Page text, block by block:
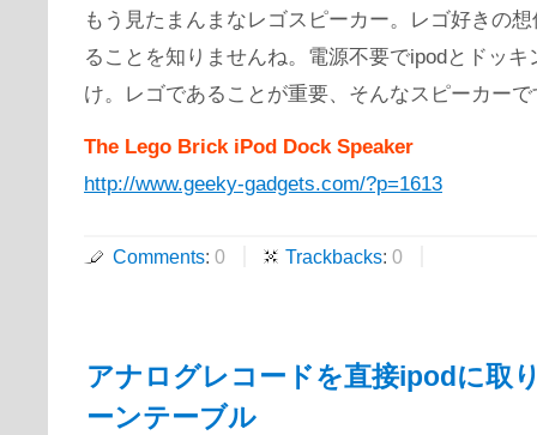
もう見たまんまなレゴスピーカー。レゴ好きの
ることを知りませんね。電源不要でipodとドッキ
け。レゴであることが重要、そんなスピーカーで
The Lego Brick iPod Dock Speaker
http://www.geeky-gadgets.com/?p=1613
Comments: 0 Trackbacks: 0
アナログレコードを直接ipodに取
ーンテーブル